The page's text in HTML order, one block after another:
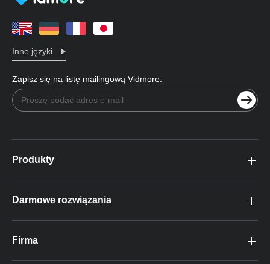
Inne języki
Zapisz się na listę mailingową Vidmore:
Produkty
Darmowe rozwiązania
Firma